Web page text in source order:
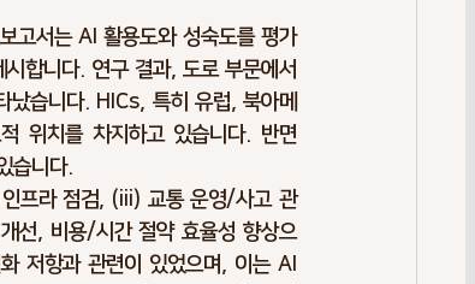
고서는 AI 활용도와 성숙도를 평가
합니다. 연구 결과, 도로 부문에서
습니다. HICs, 특히 유럽, 북아메
위치를 차지하고 있습니다. 반면
습니다.
프라 점검, (iii) 교통 운영/사고 관
선, 비용/시간 절약 효율성 향상으
저항과 관련이 있었으며, 이는 AI